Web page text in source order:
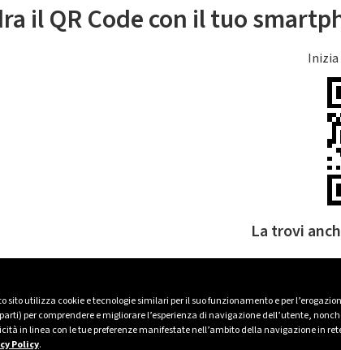
sito utilizza cookie e tecnologie similari per il suo funzionamento e per
per comprendere e migliorare l’esperienza di navigazione dell’utente,
in linea con le tue preferenze manifestate nell’ambito della navigazione in
Policy.
il QR Code con il tuo
Inizia
La trovi